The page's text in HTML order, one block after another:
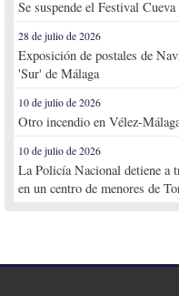
Se suspende el Festival
28 de julio de 2026
Exposición de postales de
'Sur' de Málaga
10 de julio de 2026
Otro incendio en Vélez-
10 de julio de 2026
La Policía Nacional detiene a
en un centro de menores de